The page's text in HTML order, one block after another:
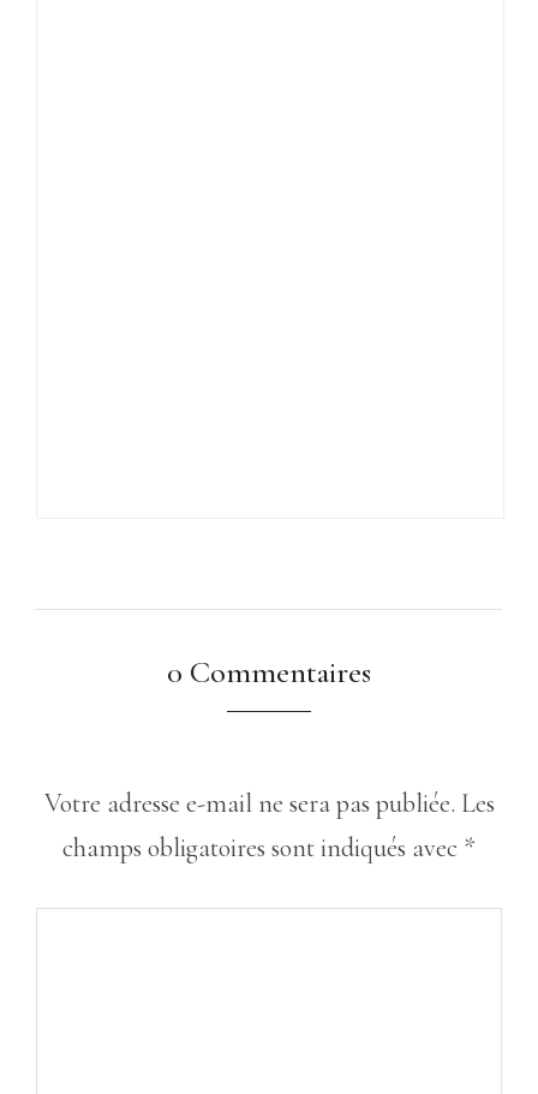
0 Commentaires
Votre adresse e-mail ne sera pas publiée. Les
champs obligatoires sont indiqués avec *